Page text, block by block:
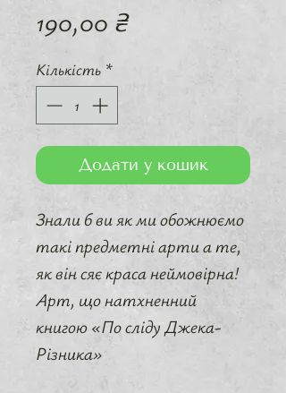
190,00 ₴Ціна
Кількість *
Додати у кошик
Знали б ви як ми обожнюємо
такі предметні арти а те,
як він сяє краса неймовірна!
Арт, що натхненний
книгою «По сліду Джека-
Різника»